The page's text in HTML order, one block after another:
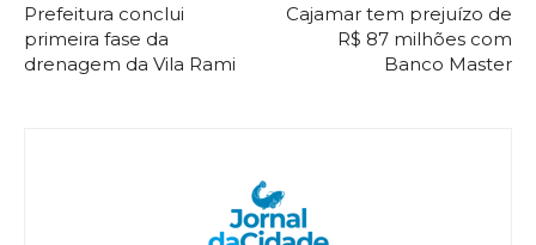
Prefeitura conclui
primeira fase da
drenagem da Vila Rami
Cajamar tem prejuízo de
R$ 87 milhões com
Banco Master